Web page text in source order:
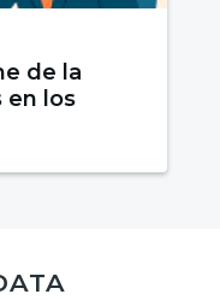
de la
en los